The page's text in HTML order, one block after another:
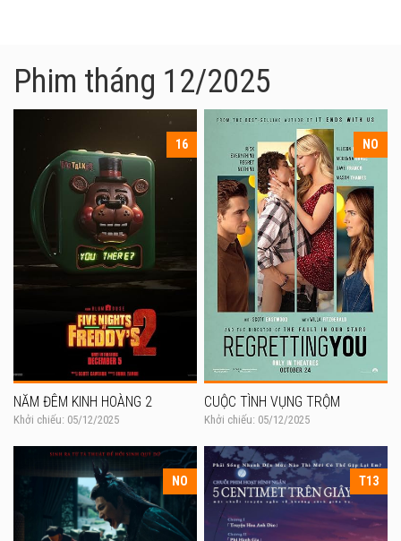
Phim tháng 12/2025
16
NĂM ĐÊM KINH HOÀNG 2
Khởi chiếu: 05/12/2025
NO
CUỘC TÌNH VỤNG TRỘM
Khởi chiếu: 05/12/2025
NO T13